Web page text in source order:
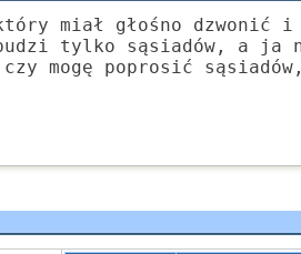
miał głośno dzwonić
tylko sąsiadów, a ja
mogę poprosić